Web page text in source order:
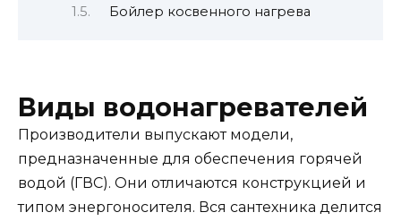
Бойлер косвенного нагрева
Виды водонагревателей
Производители выпускают модели,
предназначенные для обеспечения горячей
водой (ГВС). Они отличаются конструкцией и
типом энергоносителя. Вся сантехника делится